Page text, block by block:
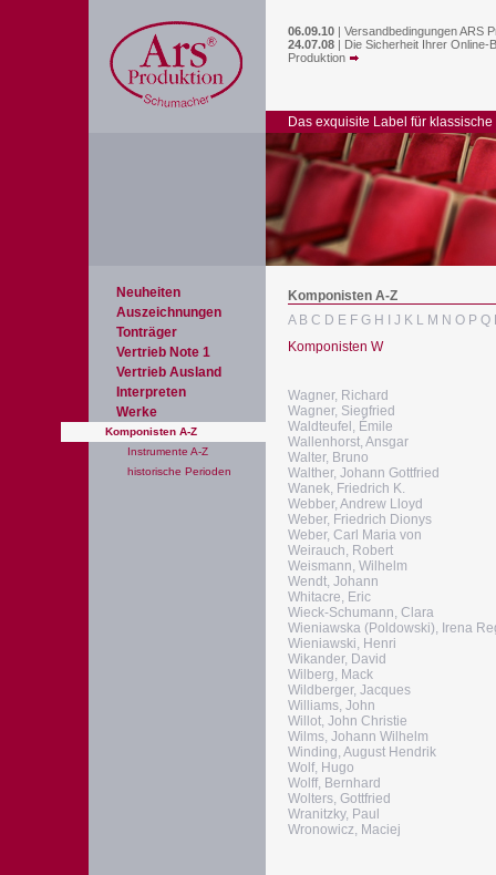
06.09.10 | Versandbedingungen ARS
24.07.08 | Die Sicherheit Ihrer Online-
Produktion
Das exquisite Label für klassische
Neuheiten
Auszeichnungen
Tonträger
Vertrieb Note 1
Vertrieb Ausland
Interpreten
Werke
Komponisten A-Z
Instrumente A-Z
historische Perioden
Komponisten A-Z
A B C D E F G H J K L M N O P Q
Komponisten W
Wagner, Richard
Wagner, Siegfried
Waldteufel, Émile
Wallenhorst, Ansgar
Walter, Bruno
Walther, Johann Gottfried
Wanek, Friedrich K.
Webber, Andrew Lloyd
Weber, Friedrich Dionys
Weber, Carl Maria von
Weirauch, Robert
Weismann, Wilhelm
Wendt, Johann
Whitacre, Eric
Wieck-Schumann, Clara
Wieniawska (Poldowski), Irena
Wieniawski, Henri
Wikander, David
Wilberg, Mack
Wildberger, Jacques
Williams, John
Willot, John Christie
Wilms, Johann Wilhelm
Winding, August Hendrik
Wolf, Hugo
Wolff, Bernhard
Wolters, Gottfried
Wranitzky, Paul
Wronowicz, Maciej